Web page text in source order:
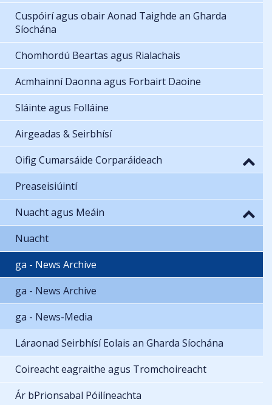
Cuspóirí agus obair Aonad Taighde an Gharda
Síochána
Chomhordú Beartas agus Rialachais
Acmhainní Daonna agus Forbairt Daoine
Sláinte agus Folláine
Airgeadas & Seirbhísí
Oifig Cumarsáide Corparáideach
Preaseisiúintí
Nuacht agus Meáin
Nuacht
ga - News Archive
ga - News Archive
ga - News-Media
Láraonad Seirbhísí Eolais an Gharda Síochána
Coireacht eagraithe agus Tromchoireacht
Ár bPrionsabal Póilíneachta